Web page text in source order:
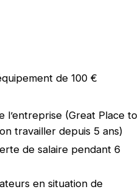
de 100 €
l’entreprise (Great Place to
travailler depuis 5 ans)
de salaire pendant 6
en situation de